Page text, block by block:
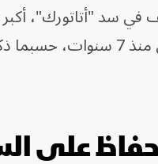
في سد "أتاتورك"،
وكالة "
على